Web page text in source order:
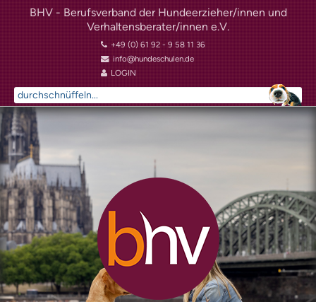
BHV - Berufsverband der Hundeerzieher/innen und
Verhaltensberater/innen e.V.
+49 (0) 61 92 - 9 58 11 36
info@hundeschulen.de
LOGIN
Suchen
...